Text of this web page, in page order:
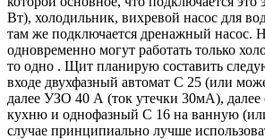
Вт), холодильник, вихревой насос для
там же подключается дренажный насос.
одновременно могут работать только
то одно . Щит планирую составить
входе двухфазный автомат С 25 (или
далее УЗО 40 А (ток утечки 30мА),
кухню и однофазный С 16 на ванную
случае принципиально лучше